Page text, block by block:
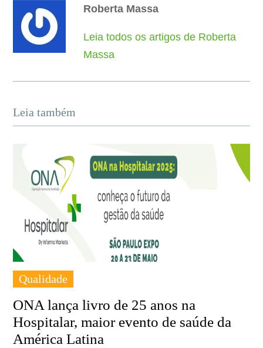
Roberta Massa
Leia todos os artigos de Roberta
Massa
Leia também
Qualidade
ONA lança livro de 25 anos na
Hospitalar, maior evento de saúde da
América Latina